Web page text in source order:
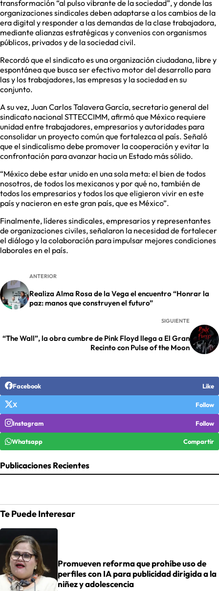
transformación “al pulso vibrante de la sociedad”, y donde las
organizaciones sindicales deben adaptarse a los cambios de la
era digital y responder a las demandas de la clase trabajadora,
mediante alianzas estratégicas y convenios con organismos
públicos, privados y de la sociedad civil.
Recordó que el sindicato es una organización ciudadana, libre y
espontánea que busca ser efectivo motor del desarrollo para
las y los trabajadores, las empresas y la sociedad en su
conjunto.
A su vez, Juan Carlos Talavera García, secretario general del
sindicato nacional STTECCIMM, afirmó que México requiere
unidad entre trabajadores, empresarios y autoridades para
consolidar un proyecto común que fortalezca al país. Señaló
que el sindicalismo debe promover la cooperación y evitar la
confrontación para avanzar hacia un Estado más sólido.
“México debe estar unido en una sola meta: el bien de todos
nosotros, de todos los mexicanos y por qué no, también de
todos los empresarios y todos los que eligieron vivir en este
país y nacieron en este gran país, que es México”.
Finalmente, líderes sindicales, empresarios y representantes
de organizaciones civiles, señalaron la necesidad de fortalecer
el diálogo y la colaboración para impulsar mejores condiciones
laborales en el país.
ANTERIOR
Realiza Alma Rosa de la Vega el encuentro “Honrar la
paz: manos que construyen el futuro”
SIGUIENTE
“The Wall”, la obra cumbre de Pink Floyd llega a El Gran
Recinto con Pulse of the Moon
Facebook Like
X Follow
Instagram Follow
Whatsapp Compartir
Publicaciones Recientes
Te Puede Interesar
Promueven reforma que prohíbe uso de
perfiles con IA para publicidad dirigida a la
niñez y adolescencia